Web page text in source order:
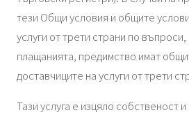
тези Общи условия и общите
услуги от трети страни по
плащанията, предимство имат
доставчиците на услуги от трети
Тази услуга е изцяло собственост